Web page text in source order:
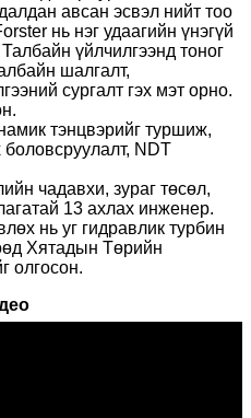
авсан эсвэл нийт тоо
нь нэг удаагийн үнэгүй
үйлчилгээнд тоног
шалгалт,
сургалт гэх мэт орно.
тэнцвэрийг туршиж,
боловсруулалт, NDT
чадавхи, зураг төсөл,
13 ахлах инженер.
нь уг гидравлик турбин
Хятадын Төрийн
олгосон.